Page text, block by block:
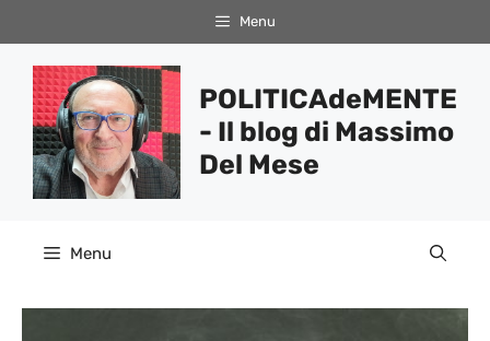
al
contenuto
Menu
POLITICAdeMENTE
- Il blog di Massimo
Del Mese
Menu